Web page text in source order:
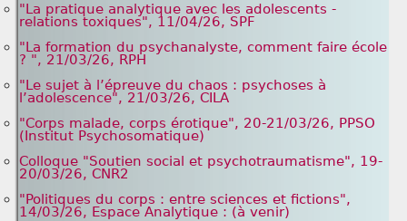
"La pratique analytique avec les adolescents -
relations toxiques", 11/04/26, SPF
"La formation du psychanalyste, comment faire école
? ", 21/03/26, RPH
"Le sujet à l’épreuve du chaos : psychoses à
l’adolescence", 21/03/26, CILA
"Corps malade, corps érotique", 20-21/03/26, PPSO
(Institut Psychosomatique)
Colloque "Soutien social et psychotraumatisme", 19-
20/03/26, CNR2
"Politiques du corps : entre sciences et fictions",
14/03/26, Espace Analytique : (à venir)